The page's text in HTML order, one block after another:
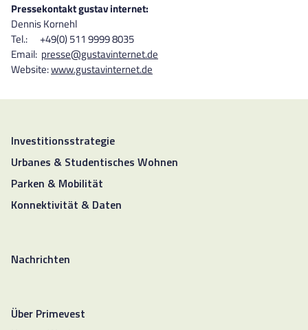
Pressekontakt gustav internet:
Dennis Kornehl
Tel.: +49(0) 511 9999 8035
Email: presse@gustavinternet.de
Website:www.gustavinternet.de
Investitionsstrategie
Urbanes & Studentisches Wohnen
Parken & Mobilität
Konnektivität & Daten
Nachrichten
Über Primevest